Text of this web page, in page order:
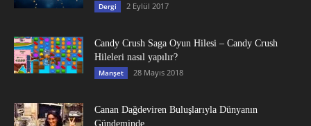
Dergi 2 Eylül 2017
Candy Crush Saga Oyun Hilesi – Candy Crush
Hileleri nasıl yapılır?
Manşet 28 Mayıs 2018
Canan Dağdeviren Buluşlarıyla Dünyanın
Gündeminde